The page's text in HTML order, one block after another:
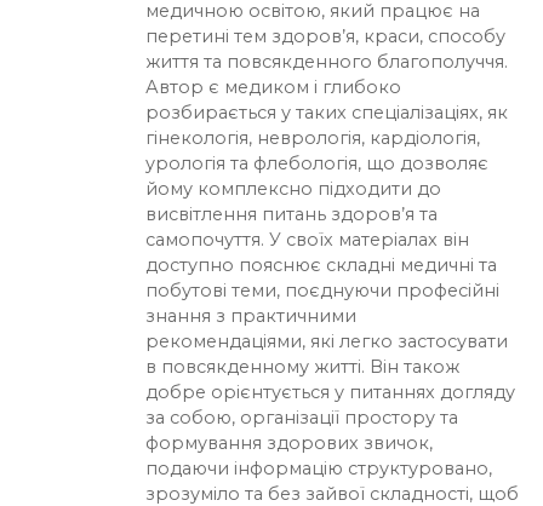
медичною освітою, який працює на
перетині тем здоров’я, краси, способу
життя та повсякденного благополуччя.
Автор є медиком і глибоко
розбирається у таких спеціалізаціях, як
гінекологія, неврологія, кардіологія,
урологія та флебологія, що дозволяє
йому комплексно підходити до
висвітлення питань здоров’я та
самопочуття. У своїх матеріалах він
доступно пояснює складні медичні та
побутові теми, поєднуючи професійні
знання з практичними
рекомендаціями, які легко застосувати
в повсякденному житті. Він також
добре орієнтується у питаннях догляду
за собою, організації простору та
формування здорових звичок,
подаючи інформацію структуровано,
зрозуміло та без зайвої складності, щоб